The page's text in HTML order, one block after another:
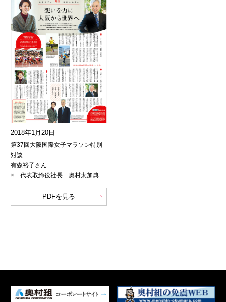
2018年1月20日
第37回大阪国際女子マラソン特別
対談
有森裕子さん
× 代表取締役社長 奥村太加典
PDFを見る